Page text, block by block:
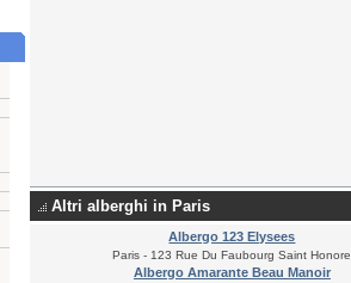
Altri alberghi in Paris
Albergo 123 Elysees
Paris - 123 Rue Du Faubourg Saint Honore
Albergo Amarante Beau Manoir